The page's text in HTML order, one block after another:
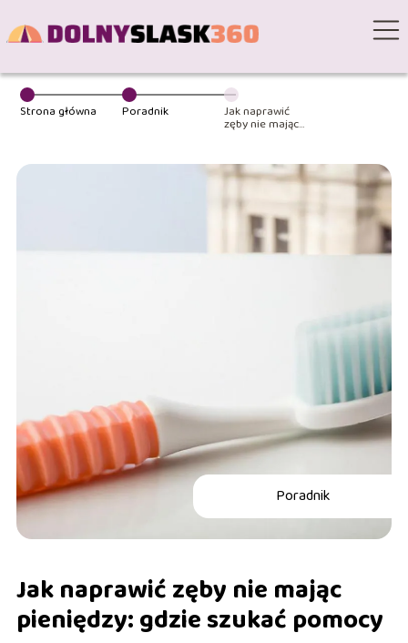
Strona główna Poradnik Jak naprawić
zęby nie mając
Poradnik
Jak naprawić zęby nie mając
pieniędzy: gdzie szukać pomocy